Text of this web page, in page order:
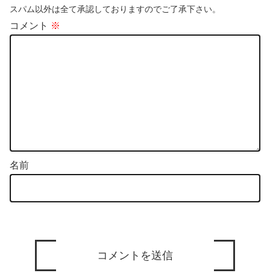
スパム以外は全て承認しておりますのでご了承下さい。
コメント ※
名前